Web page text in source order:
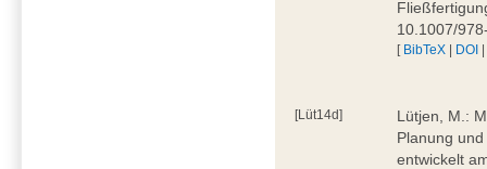
10.1007/
[ BibTeX | DOI
[Lüt14d]
Lütjen, M.:
Planung
entwickelt